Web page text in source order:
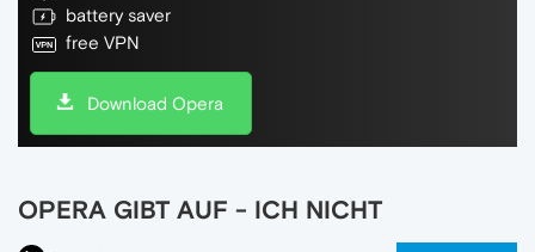
battery saver
free VPN
Download Opera
OPERA GIBT AUF - ICH NICHT